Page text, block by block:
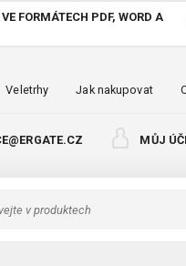
FORMÁTECH PDF, WORD A
Veletrhy Jak nakupovat
MŮJ